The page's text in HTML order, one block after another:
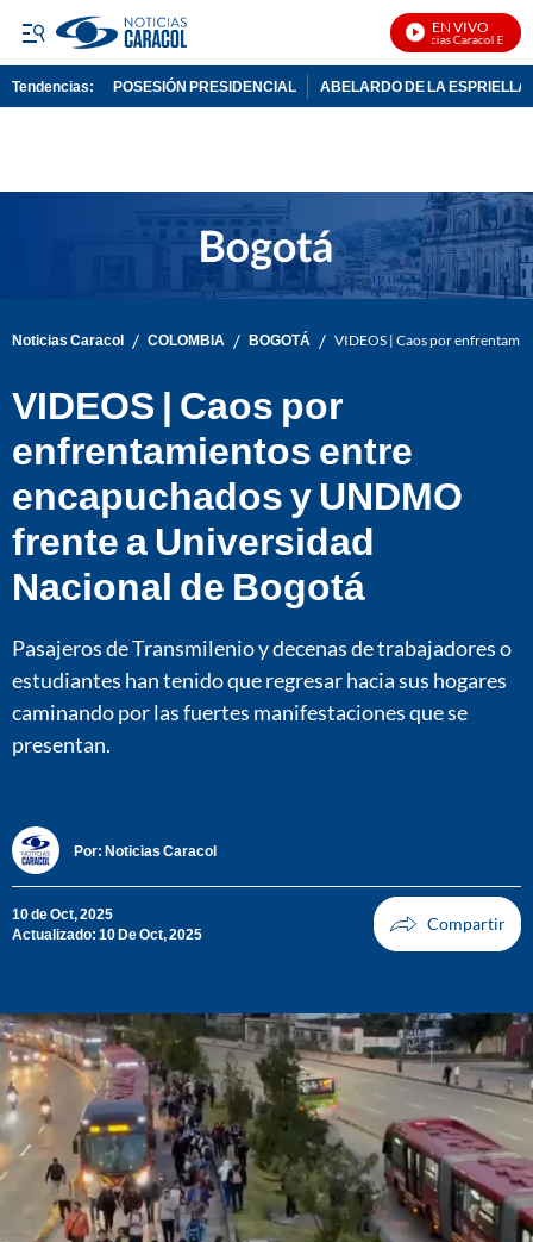
EN VIVO
Noticias Caracol En Vivo
Tendencias: POSESIÓN PRESIDENCIAL ABELARDO DE LA ESPRIELLA
Noticias Caracol / COLOMBIA / BOGOTÁ / VIDEOS | Caos por
VIDEOS | Caos por
enfrentamientos entre
encapuchados y UNDMO
frente a Universidad
Nacional de Bogotá
Pasajeros de Transmilenio y decenas de trabajadores o
estudiantes han tenido que regresar hacia sus hogares
caminando por las fuertes manifestaciones que se
presentan.
Por: Noticias Caracol
10 de Oct, 2025
Actualizado: 10 De Oct, 2025